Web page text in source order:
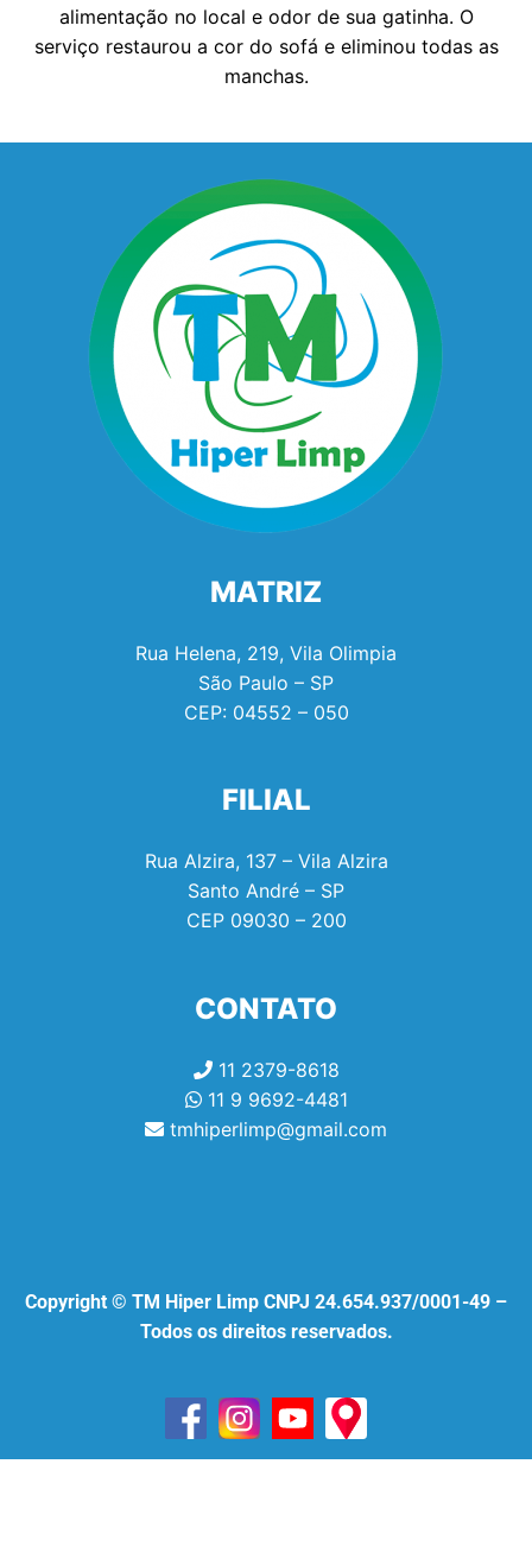
alimentação no local e odor de sua gatinha. O
serviço restaurou a cor do sofá e eliminou todas as
manchas.
MATRIZ
Rua Helena, 219, Vila Olimpia
São Paulo – SP
CEP: 04552 – 050
FILIAL
Rua Alzira, 137 – Vila Alzira
Santo André – SP
CEP 09030 – 200
CONTATO
11 2379-8618
11 9 9692-4481
tmhiperlimp@gmail.com
Copyright © TM Hiper Limp CNPJ 24.654.937/0001-49 –
Todos os direitos reservados.